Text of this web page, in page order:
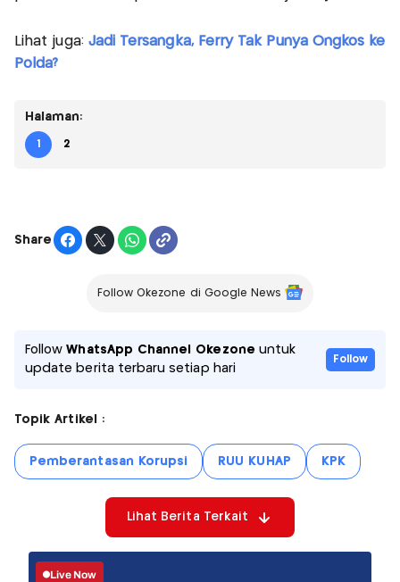
Lihat juga: Jadi Tersangka, Ferry Tak Punya Ongkos ke
Polda?
Halaman:
1 2
Share
Follow Okezone di Google News
FollowWhatsApp Channel Okezone untuk
update berita terbaru setiap hari
Follow
Topik Artikel :
Pemberantasan Korupsi RUU KUHAP KPK
Lihat Berita Terkait
Live Now